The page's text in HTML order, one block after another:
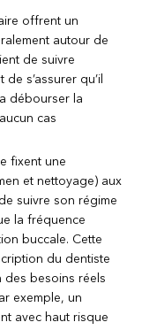
offrent un
autour de
de suivre
s’assurer qu’il
débourser la
cas
fixent une
et nettoyage) aux
suivre son régime
la fréquence
buccale. Cette
du dentiste
besoins réels
exemple, un
avec haut risque